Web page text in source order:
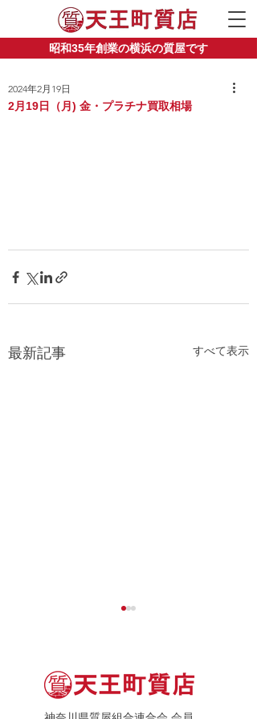
昭和35年創業の横浜の質屋です
2月19日（月) 金・プラチナ買取相場
2024年2月19日
最新記事 すべて表示